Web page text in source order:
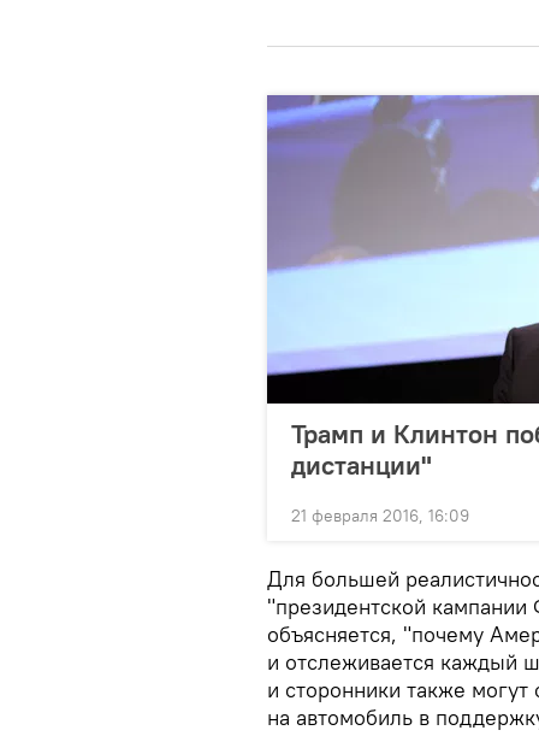
Трамп и Клинтон
дистанции"
21 февраля 2016, 16:09
Для большей
"президентской
объясняется, "почему
и отслеживается каждый
и сторонники также
на автомобиль в